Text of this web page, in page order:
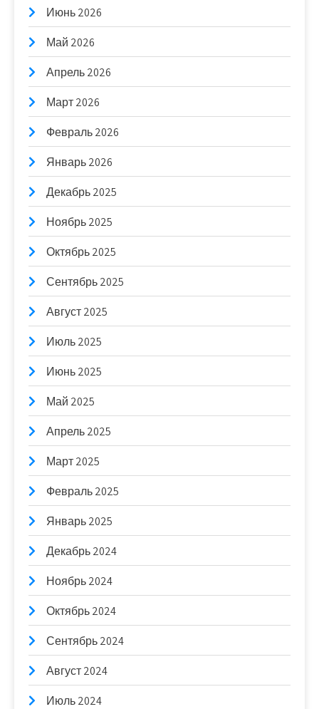
Июнь 2026
Май 2026
Апрель 2026
Март 2026
Февраль 2026
Январь 2026
Декабрь 2025
Ноябрь 2025
Октябрь 2025
Сентябрь 2025
Август 2025
Июль 2025
Июнь 2025
Май 2025
Апрель 2025
Март 2025
Февраль 2025
Январь 2025
Декабрь 2024
Ноябрь 2024
Октябрь 2024
Сентябрь 2024
Август 2024
Июль 2024